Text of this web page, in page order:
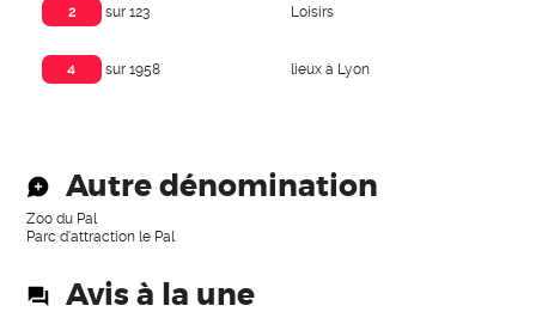
2 sur 123 Loisirs
4 sur 1958 lieux à Lyon
Autre dénomination
Zoo du Pal
Parc d'attraction le Pal
Avis à la une